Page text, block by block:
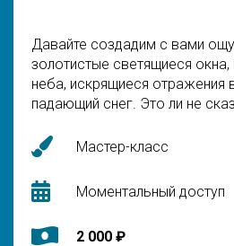
Давайте создадим с вами
золотистые светящиеся окна,
неба, искрящиеся отражения
падающий снег. Это ли не
Мастер-класс
Моментальный доступ
2 000 ₽